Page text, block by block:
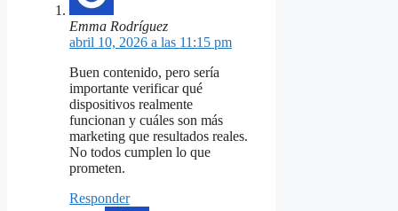
Emma Rodríguez
abril 10, 2026 a las 11:15 pm
Buen contenido, pero sería
importante verificar qué
dispositivos realmente
funcionan y cuáles son más
marketing que resultados reales.
No todos cumplen lo que
prometen.
Responder